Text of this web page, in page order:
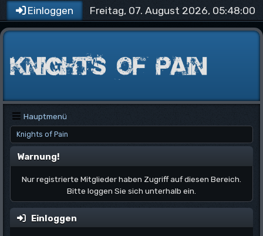
Einloggen Freitag, 07. August 2026, 05:48:00
Hauptmenü
Knights of Pain
Warnung!
Nur registrierte Mitglieder haben Zugriff auf diesen Bereich.
Bitte loggen Sie sich unterhalb ein.
Einloggen